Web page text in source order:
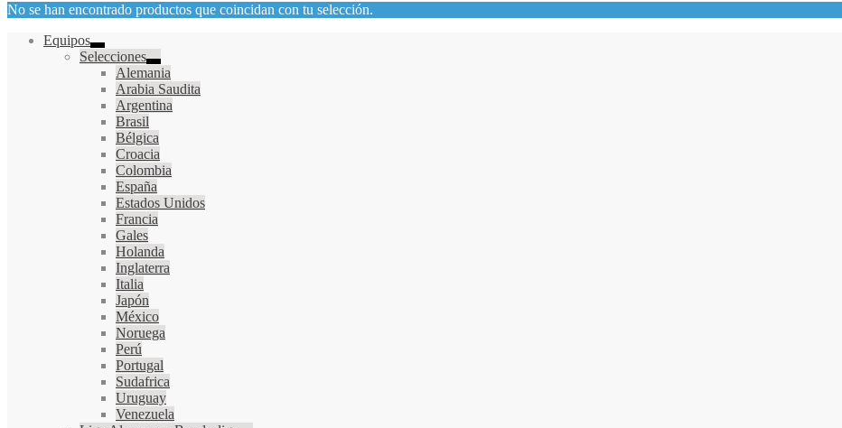
No se han encontrado productos que coincidan con tu selección.
Equipos
Selecciones
Alemania
Arabia Saudita
Argentina
Brasil
Bélgica
Croacia
Colombia
España
Estados Unidos
Francia
Gales
Holanda
Inglaterra
Italia
Japón
México
Noruega
Perú
Portugal
Sudafrica
Uruguay
Venezuela